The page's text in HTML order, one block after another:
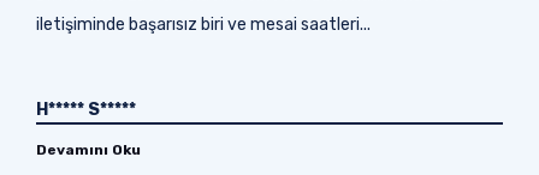
iletişiminde başarısız biri ve mesai saatleri...
H***** S*****
Devamını Oku